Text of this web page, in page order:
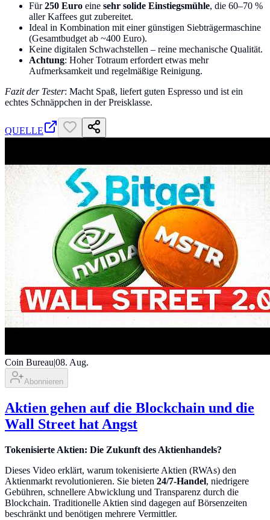
Für250 Euro eine sehr solide Einstiegsmühle, die 60–70 %
aller Kaffees gut zubereitet.
Ideal in Kombination mit einer günstigen Siebträgermaschine
(Gesamtbudget ab ~400 Euro).
Keine digitalen Schwachstellen – reine mechanische Qualität.
Achtung: Hoher Totraum erfordert etwas mehr
Aufmerksamkeit und regelmäßige Reinigung.
Fazit der Tester: Macht Spaß, liefert guten Espresso und ist ein
echtes Schnäppchen in der Preisklasse.
QUELLE
Coin Bureau|08. Aug.
Abonnieren
Aktien gehen auf die Blockchain und die
Wall Street hat Angst
Tokenisierte Aktien: Die Zukunft des Aktienhandels?
Dieses Video erklärt, warum tokenisierte Aktien (RWAs) den
Aktienmarkt revolutionieren. Sie bieten 24/7-Handel, niedrigere
Gebühren, schnellere Abwicklung und Transparenz durch die
Blockchain. Traditionelle Aktien sind dagegen auf Börsenzeiten
beschränkt und benötigen mehrere Vermittler.